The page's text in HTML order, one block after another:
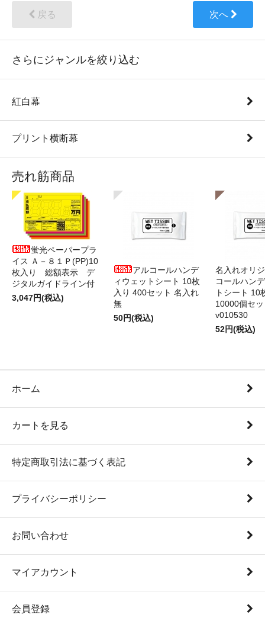
戻る 次へ
さらにジャンルを絞り込む
紅白幕
プリント横断幕
売れ筋商品
蛍光ペーパープラ
イス Ａ－８１Ｐ(PP)10
枚入り 総額表示 デ
ジタルガイドライン付
3,047円(税込)
アルコールハンデ
ィウェットシート 10枚
入り 400セット 名入れ
無
50円(税込)
名入れオリ
コールハン
トシート 10
10000個セ
v010530
52円(税込)
ホーム
カートを見る
特定商取引法に基づく表記
プライバシーポリシー
お問い合わせ
マイアカウント
会員登録